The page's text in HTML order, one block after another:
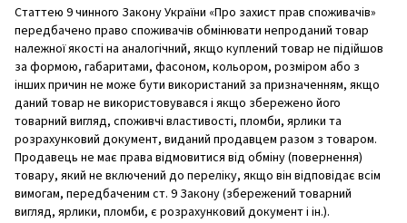
Статтею 9 чинного Закону України «Про захист прав споживачів»
передбачено право споживачів обмінювати непроданий товар
належної якості на аналогічний, якщо куплений товар не підійшов
за формою, габаритами, фасоном, кольором, розміром або з
інших причин не може бути використаний за призначенням, якщо
даний товар не використовувався і якщо збережено його
товарний вигляд, споживчі властивості, пломби, ярлики та
розрахунковий документ, виданий продавцем разом з товаром.
Продавець не має права відмовитися від обміну (повернення)
товару, який не включений до переліку, якщо він відповідає всім
вимогам, передбаченим ст. 9 Закону (збережений товарний
вигляд, ярлики, пломби, є розрахунковий документ і ін.).